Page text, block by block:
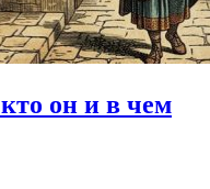
кто он и в чем